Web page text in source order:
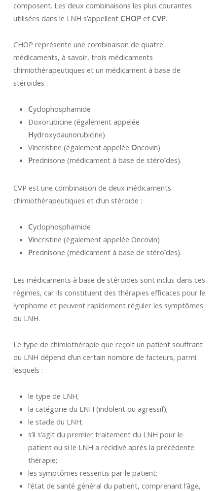
composent. Les deux combinaisons les plus courantes
utilisées dans le LNH s’appellent CHOPet CVP.
CHOP représente une combinaison de quatre
médicaments, à savoir, trois médicaments
chimiothérapeutiques et un médicament à base de
stéroïdes :
Cyclophosphamide
Doxorubicine (également appelée
Hydroxydaunorubicine)
Vincristine (également appelée Oncovin)
Prednisone (médicament à base de stéroïdes).
CVP est une combinaison de deux médicaments
chimiothérapeutiques et d’un stéroïde :
Cyclophosphamide
Vincristine (également appelée Oncovin)
Prednisone (médicament à base de stéroïdes).
Les médicaments à base de stéroïdes sont inclus dans ces
régimes, car ils constituent des thérapies efficaces pour le
lymphome et peuvent rapidement réguler les symptômes
du LNH.
Le type de chimiothérapie que reçoit un patient souffrant
du LNH dépend d’un certain nombre de facteurs, parmi
lesquels :
le type de LNH;
la catégorie du LNH (indolent ou agressif);
le stade du LNH;
s’il s’agit du premier traitement du LNH pour le
patient ou si le LNH a récidivé après la précédente
thérapie;
les symptômes ressentis par le patient;
l’état de santé général du patient, comprenant l’âge,